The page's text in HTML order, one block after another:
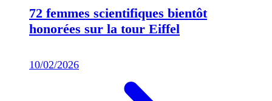
72 femmes scientifiques bientôt
honorées sur la tour Eiffel
10/02/2026